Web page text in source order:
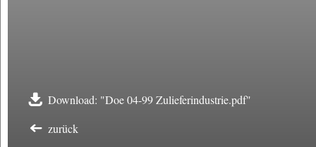
Download: "Doe 04-99 Zulieferindustrie.pdf"
zurück